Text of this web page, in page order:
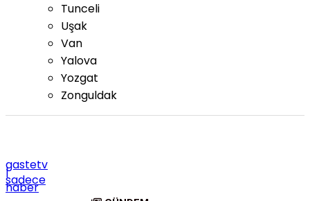
Tunceli
Uşak
Van
Yalova
Yozgat
Zonguldak
gastetv
|
sadece
haber